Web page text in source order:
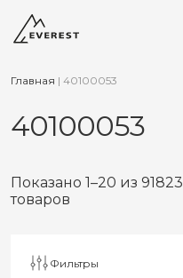
Главная | 40100053
40100053
Показано 1–20 из 91823
товаров
Фильтры